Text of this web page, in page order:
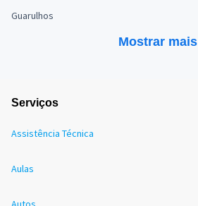
Guarulhos
Mostrar mais
Serviços
Assistência Técnica
Aulas